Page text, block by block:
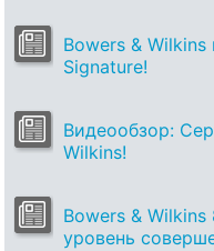
Bowers &
Signature!
Видеообзор:
Wilkins!
Bowers &
уровень